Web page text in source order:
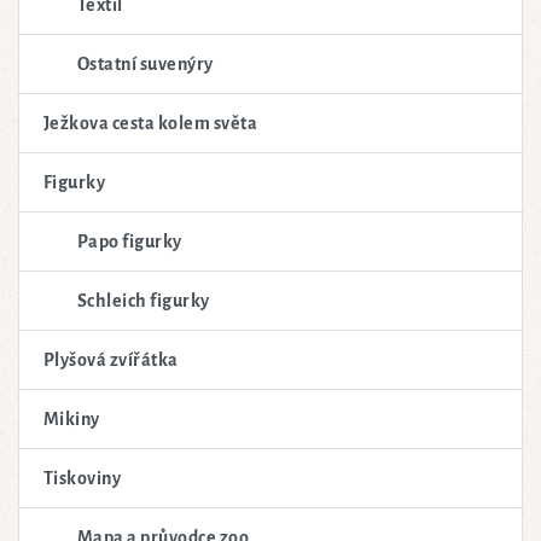
Textil
Ostatní suvenýry
Ježkova cesta kolem světa
Figurky
Papo figurky
Schleich figurky
Plyšová zvířátka
Mikiny
Tiskoviny